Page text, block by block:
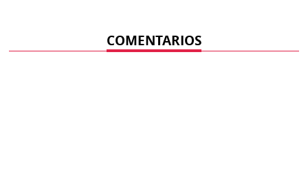
COMENTARIOS